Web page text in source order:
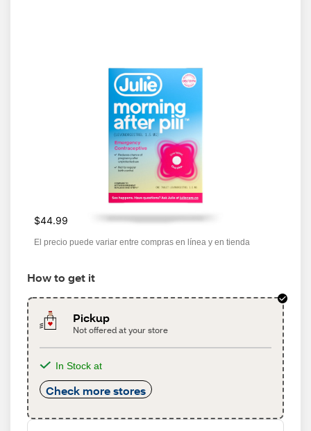
$44.99
El precio puede variar entre compras en línea y en tienda
How to get it
Pickup
Not offered at your store
In Stock at
Check more stores